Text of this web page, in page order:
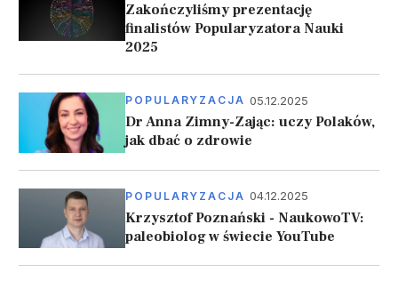
Zakończyliśmy prezentację
finalistów Popularyzatora Nauki
2025
POPULARYZACJA 05.12.2025
Dr Anna Zimny-Zając: uczy Polaków,
jak dbać o zdrowie
POPULARYZACJA 04.12.2025
Krzysztof Poznański - NaukowoTV:
paleobiolog w świecie YouTube